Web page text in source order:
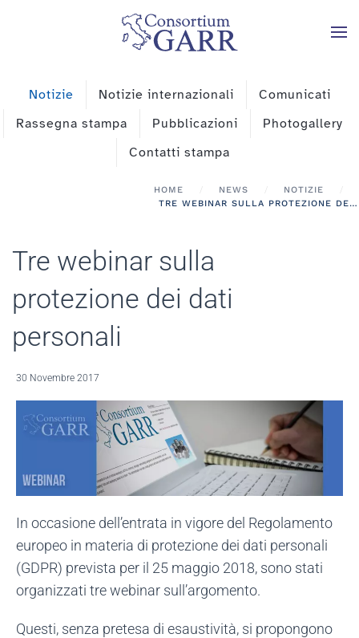
Skip to main content
Notizie Notizie internazionali
Comunicati
Rassegna stampa
Pubblicazioni
Photogallery
Contatti stampa
HOME NEWS
NOTIZIE
TRE WEBINAR SULLA PROTEZIONE DEI DATI PERSONALI
Tre webinar sulla
protezione dei dati
personali
30 Novembre 2017
In occasione dell’entrata in vigore del Regolamento
europeo in materia di protezione dei dati personali
(GDPR) prevista per il 25 maggio 2018, sono stati
organizzati tre webinar sull’argomento.
Questi, senza pretesa di esaustività, si propongono